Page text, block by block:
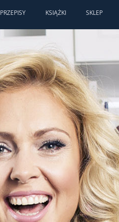
PRZEPISY KSIĄŻKI SKLEP